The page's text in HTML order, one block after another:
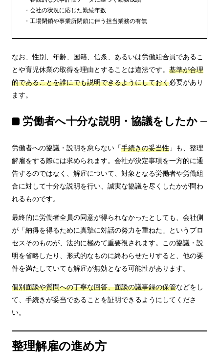
会社の状況に応じた勤続年数
工場閉鎖や事業所閉鎖に伴う担当業務の有無
なお、性別、年齢、国籍、信条、あるいは労働組合員であるこ
とや育児休業の取得を理由とすることは違法です。 基準が合理
的であることを誰にでも説明できるようにしておく必要があり
ます。
労働者へ十分な説明・協議をしたか
労働者への協議・説明を怠らない「手続きの妥当性 」も、整理
解雇をする際には求められます。会社が決定事項を一方的に通
告するのではなく、解雇について、対象となる労働者や労働組
合に対して十分な説明を行い、誠実な協議を尽くしたかが問わ
れるものです。
最終的に労働者全員の同意が得られなかったとしても、会社側
が「納得を得るために真摯に対話の努力を重ねた」というプロ
セスそのものが、法的に極めて重要視されます。この協議・説
明を省略したり、形式的なものに終わらせたりすると、他の要
件を満たしていても解雇が無効となる可能性があります。
個別面談や質問への丁寧な回答、面談の議事録の保管などをし
て、手続きが妥当であることを証明できるようにしてくださ
い。
整理解雇の進め方